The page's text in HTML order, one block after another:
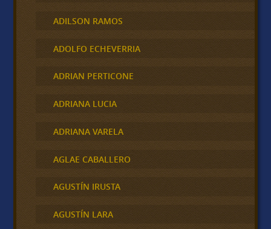
ADILSON RAMOS
ADOLFO ECHEVERRIA
ADRIAN PERTICONE
ADRIANA LUCIA
ADRIANA VARELA
AGLAE CABALLERO
AGUSTÍN IRUSTA
AGUSTÍN LARA